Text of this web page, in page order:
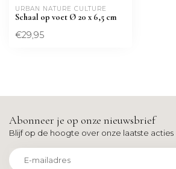
URBAN NATURE CULTURE
Schaal op voet Ø 20 x 6,5 cm
€29,95
Abonneer je op onze nieuwsbrief
Blijf op de hoogte over onze laatste acties